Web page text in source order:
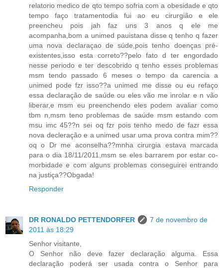
relatorio medico de qto tempo sofria com a obesidade e qto
tempo faço tratamentodia fui ao eu cirurgião e ele
preencheu pois jah faz uns 3 anos q ele me
acompanha,bom a unimed pauistana disse q tenho q fazer
uma nova declaraçao de súde,pois tenho doenças pré-
existentes,isso esta correto??pelo fato d ter engordado
nesse periodo e ter descobrido q tenho esses problemas
msm tendo passado 6 meses o tempo da carencia a
unimed pode fzr isso??a unimed me disse ou eu refaço
essa declaração de saúde ou eles vão me inrolar e n vão
liberar,e msm eu preenchendo eles podem avaliar como
tbm n,msm teno problemas de saúde msm estando com
msu imc 45??n sei oq fzr pois tenho medo de fazr essa
nova decleração e a unimed usar uma prova contra mim??
oq o Dr me aconselha??mnha cirurgia estava marcada
para o dia 18/11/2011,msm se eles barrarem por estar co-
morbidade e com alguns problemas conseguirei entrando
na justiça??Obgada!
Responder
DR RONALDO PETTENDORFER
7 de novembro de
2011 às 18:29
Senhor visitante,
O Senhor não deve fazer declaração alguma. Essa
declaração poderá ser usada contra o Senhor para